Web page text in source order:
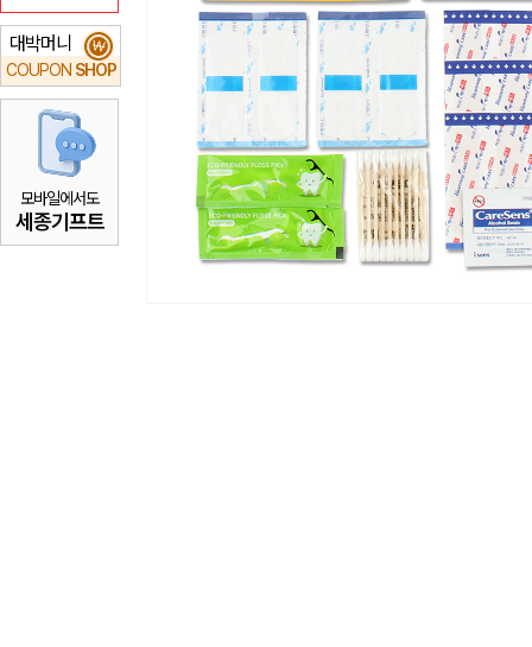
대박머니
COUPON SHOP
₩
모바일에서도
세종기프트